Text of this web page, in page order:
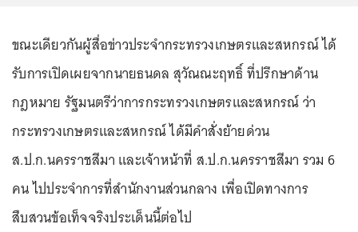
ขณะเดียวกันผู้สื่อข่าวประจำกระทรวงเกษตรและสหกรณ์ ได้
รับการเปิดเผยจากนายธนดล สุวัณณะฤทธิ์ ที่ปรึกษาด้าน
กฎหมาย รัฐมนตรีว่าการกระทรวงเกษตรและสหกรณ์ ว่า
กระทรวงเกษตรและสหกรณ์ ได้มีคำสั่งย้ายด่วน
ส.ป.ก.นครราชสีมา และเจ้าหน้าที่ ส.ป.ก.นครราชสีมา รวม 6
คน ไปประจำการที่สำนักงานส่วนกลาง เพื่อเปิดทางการ
สืบสวนข้อเท็จจริงประเด็นนี้ต่อไป